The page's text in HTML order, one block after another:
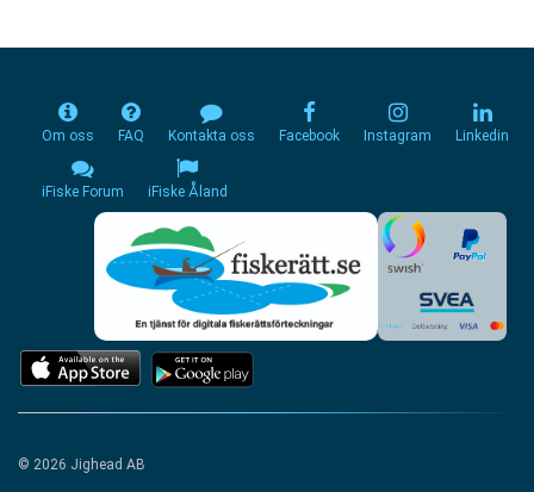
Om oss FAQ Kontakta oss Facebook Instagram Linkedin
iFiske Forum iFiske Åland
© 2026 Jighead AB